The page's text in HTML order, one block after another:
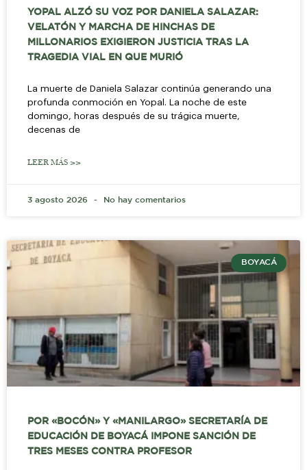
YOPAL ALZÓ SU VOZ POR DANIELA SALAZAR:
VELATÓN Y MARCHA DE HINCHAS DE
MILLONARIOS EXIGIERON JUSTICIA TRAS LA
TRAGEDIA VIAL EN QUE MURIÓ
La muerte de Daniela Salazar continúa generando una
profunda conmoción en Yopal. La noche de este
domingo, horas después de su trágica muerte,
decenas de
LEER MÁS >>
3 agosto 2026 No hay comentarios
BOYACÁ
POR «BOCÓN» Y «MANILARGO» SECRETARÍA DE
EDUCACIÓN DE BOYACÁ IMPONE SANCIÓN DE
TRES MESES CONTRA PROFESOR